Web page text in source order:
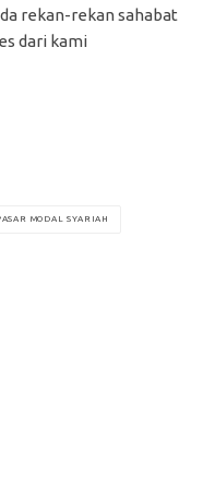
rekan-rekan sahabat
dari kami
MODAL SYARIAH